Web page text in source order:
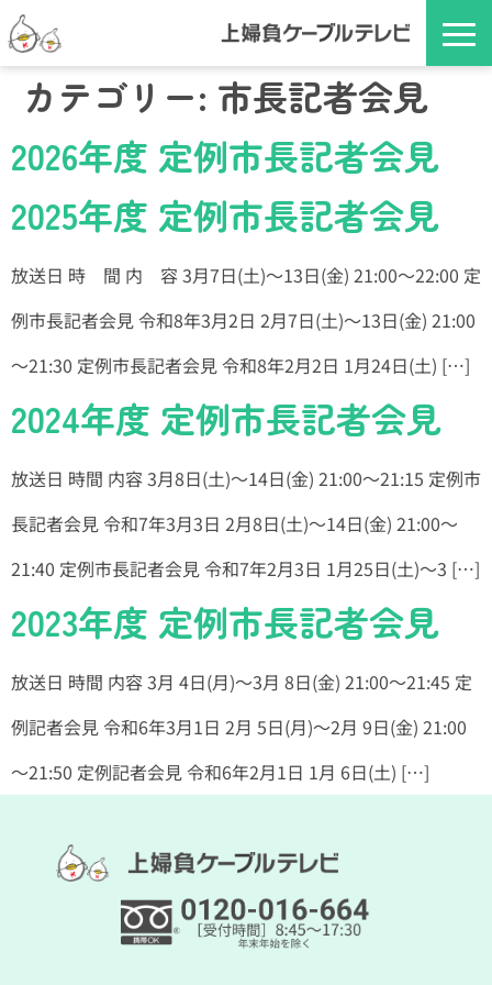
カテゴリー: 市長記者会見
2026年度 定例市長記者会見
2025年度 定例市長記者会見
放送日 時 間 内 容 3月7日(土)～13日(金) 21:00～22:00 定
例市長記者会見 令和8年3月2日 2月7日(土)～13日(金) 21:00
～21:30 定例市長記者会見 令和8年2月2日 1月24日(土) […]
2024年度 定例市長記者会見
放送日 時間 内容 3月8日(土)～14日(金) 21:00～21:15 定例市
長記者会見 令和7年3月3日 2月8日(土)～14日(金) 21:00～
21:40 定例市長記者会見 令和7年2月3日 1月25日(土)～3 […]
2023年度 定例市長記者会見
放送日 時間 内容 3月 4日(月)～3月 8日(金) 21:00～21:45 定
例記者会見 令和6年3月1日 2月 5日(月)～2月 9日(金) 21:00
～21:50 定例記者会見 令和6年2月1日 1月 6日(土) […]